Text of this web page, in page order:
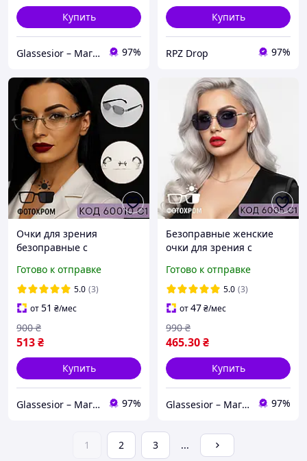
Купить
Glassesior – Магазин оптики 97%
Купить
RPZ Drop 97%
Очки для зрения
безоправные с
и защитой от
компьютера форма
прямоугольная. Код
60010 C1
Готово к отправке
5.0 (3)
от51 ₴/мес
513₴
900 ₴
Купить
Glassesior – Магазин оптики 97%
Безоправные женские
очки для зрения с
Код: 6005 С1
Готово к отправке
5.0 (3)
от47₴/мес
465.30₴
990 ₴
Купить
Glassesior – Магазин оптики 97%
1 2 3 ...